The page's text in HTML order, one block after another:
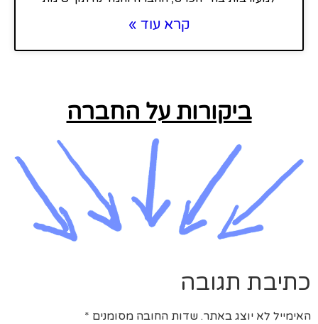
קרא עוד »
ביקורות על החברה
כתיבת תגובה
האימייל לא יוצג באתר. שדות החובה מסומנים *